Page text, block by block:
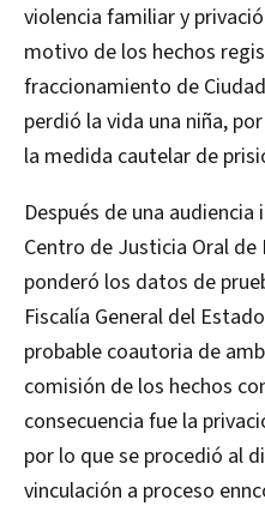
violencia familiar y
motivo de los hechos
fraccionamiento de
perdió la vida una niña,
la medida cautelar de
Después de una
Centro de Justicia Oral
ponderó los datos de
Fiscalía General del
probable coautoria de
comisión de los hechos
consecuencia fue la
por lo que se procedió al
vinculación a proceso